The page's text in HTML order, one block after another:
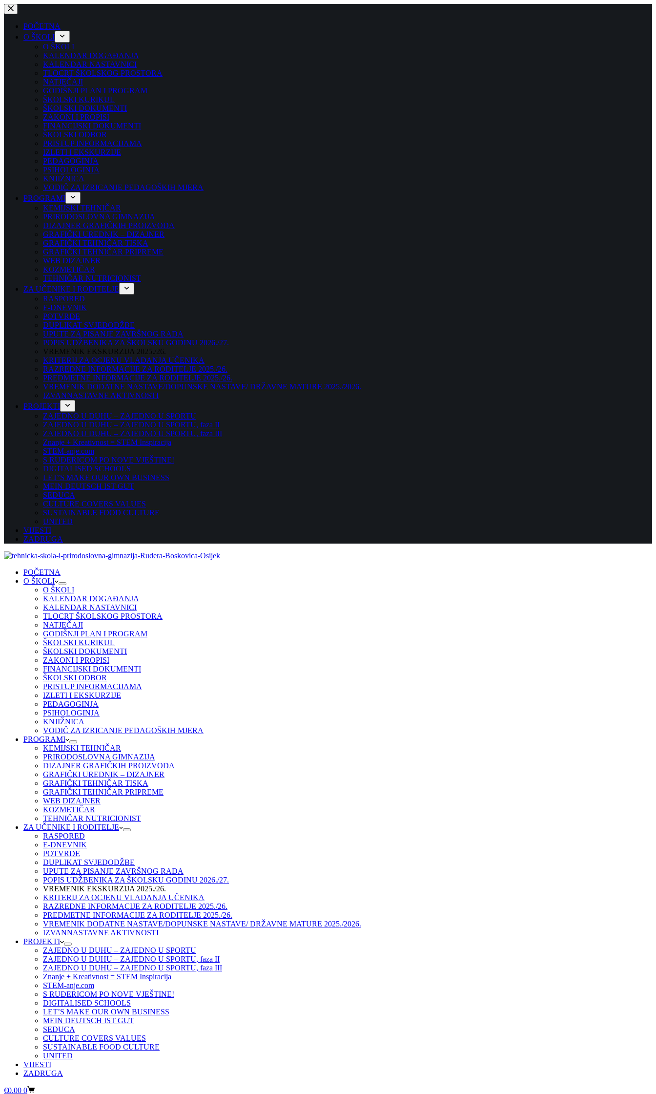
Preskoči
na
sadržajPOČETNA
O ŠKOLI
O ŠKOLI
KALENDAR DOGAĐANJA
KALENDAR NASTAVNICI
TLOCRT ŠKOLSKOG PROSTORA
NATJEČAJI
GODIŠNJI PLAN I PROGRAM
ŠKOLSKI KURIKUL
ŠKOLSKI DOKUMENTI
ZAKONI I PROPISI
FINANCIJSKI DOKUMENTI
ŠKOLSKI ODBOR
PRISTUP INFORMACIJAMA
IZLETI I EKSKURZIJE
PEDAGOGINJA
PSIHOLOGINJA
KNJIŽNICA
VODIČ ZA IZRICANJE PEDAGOŠKIH MJERA
PROGRAMI
KEMIJSKI TEHNIČAR
PRIRODOSLOVNA GIMNAZIJA
DIZAJNER GRAFIČKIH PROIZVODA
GRAFIČKI UREDNIK – DIZAJNER
GRAFIČKI TEHNIČAR TISKA
GRAFIČKI TEHNIČAR PRIPREME
WEB DIZAJNER
KOZMETIČAR
TEHNIČAR NUTRICIONIST
ZA UČENIKE I RODITELJE
RASPORED
E-DNEVNIK
POTVRDE
DUPLIKAT SVJEDODŽBE
UPUTE ZA PISANJE ZAVRŠNOG RADA
POPIS UDŽBENIKA ZA ŠKOLSKU GODINU 2026./27.
VREMENIK EKSKURZIJA 2025./26.
KRITERIJ ZA OCJENU VLADANJA UČENIKA
RAZREDNE INFORMACIJE ZA RODITELJE 2025./26.
PREDMETNE INFORMACIJE ZA RODITELJE 2025./26.
VREMENIK DODATNE NASTAVE/DOPUNSKE NASTAVE/ DRŽAVNE MATURE 2025./2026.
IZVANNASTAVNE AKTIVNOSTI
PROJEKTI
ZAJEDNO U DUHU – ZAJEDNO U SPORTU
ZAJEDNO U DUHU – ZAJEDNO U SPORTU, faza II
ZAJEDNO U DUHU – ZAJEDNO U SPORTU, faza III
Znanje + Kreativnost = STEM Inspiracija
STEM-anje.com
S RUĐERICOM PO NOVE VJEŠTINE!
DIGITALISED SCHOOLS
LET’S MAKE OUR OWN BUSINESS
MEIN DEUTSCH IST GUT
SEDUCA
CULTURE COVERS VALUES
SUSTAINABLE FOOD CULTURE
UNITED
VIJESTI
ZADRUGA
POČETNA
O ŠKOLI
O ŠKOLI
KALENDAR DOGAĐANJA
KALENDAR NASTAVNICI
TLOCRT ŠKOLSKOG PROSTORA
NATJEČAJI
GODIŠNJI PLAN I PROGRAM
ŠKOLSKI KURIKUL
ŠKOLSKI DOKUMENTI
ZAKONI I PROPISI
FINANCIJSKI DOKUMENTI
ŠKOLSKI ODBOR
PRISTUP INFORMACIJAMA
IZLETI I EKSKURZIJE
PEDAGOGINJA
PSIHOLOGINJA
KNJIŽNICA
VODIČ ZA IZRICANJE PEDAGOŠKIH MJERA
PROGRAMI
KEMIJSKI TEHNIČAR
PRIRODOSLOVNA GIMNAZIJA
DIZAJNER GRAFIČKIH PROIZVODA
GRAFIČKI UREDNIK – DIZAJNER
GRAFIČKI TEHNIČAR TISKA
GRAFIČKI TEHNIČAR PRIPREME
WEB DIZAJNER
KOZMETIČAR
TEHNIČAR NUTRICIONIST
ZA UČENIKE I RODITELJE
RASPORED
E-DNEVNIK
POTVRDE
DUPLIKAT SVJEDODŽBE
UPUTE ZA PISANJE ZAVRŠNOG RADA
POPIS UDŽBENIKA ZA ŠKOLSKU GODINU 2026./27.
VREMENIK EKSKURZIJA 2025./26.
KRITERIJ ZA OCJENU VLADANJA UČENIKA
RAZREDNE INFORMACIJE ZA RODITELJE 2025./26.
PREDMETNE INFORMACIJE ZA RODITELJE 2025./26.
VREMENIK DODATNE NASTAVE/DOPUNSKE NASTAVE/ DRŽAVNE MATURE 2025./2026.
IZVANNASTAVNE AKTIVNOSTI
PROJEKTI
ZAJEDNO U DUHU – ZAJEDNO U SPORTU
ZAJEDNO U DUHU – ZAJEDNO U SPORTU, faza II
ZAJEDNO U DUHU – ZAJEDNO U SPORTU, faza III
Znanje + Kreativnost = STEM Inspiracija
STEM-anje.com
S RUĐERICOM PO NOVE VJEŠTINE!
DIGITALISED SCHOOLS
LET’S MAKE OUR OWN BUSINESS
MEIN DEUTSCH IST GUT
SEDUCA
CULTURE COVERS VALUES
SUSTAINABLE FOOD CULTURE
UNITED
VIJESTI
ZADRUGA
Košarica
€0.00 0